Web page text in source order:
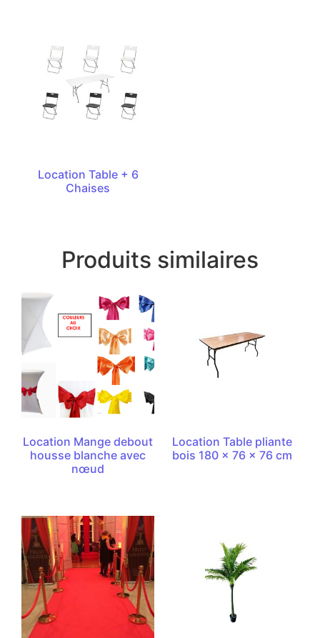
Location Table + 6
Chaises
Produits similaires
Location Mange debout
housse blanche avec
nœud
Location Table pliante
bois 180 x 76 x 76 cm